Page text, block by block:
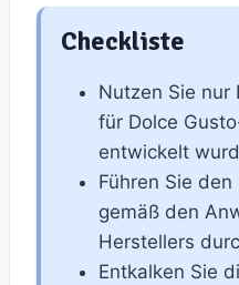
Checkliste
Nutzen Sie nur
für Dolce
entwickelt
Führen Sie
gemäß den
Herstellers
Entkalken Sie